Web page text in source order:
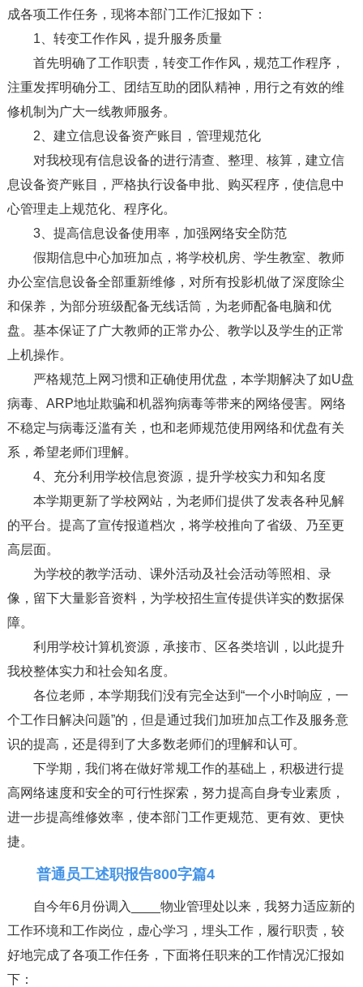
成各项工作任务，现将本部门工作汇报如下：
1、转变工作作风，提升服务质量
首先明确了工作职责，转变工作作风，规范工作程序，
注重发挥明确分工、团结互助的团队精神，用行之有效的维
修机制为广大一线教师服务。
2、建立信息设备资产账目，管理规范化
对我校现有信息设备的进行清查、整理、核算，建立信
息设备资产账目，严格执行设备申批、购买程序，使信息中
心管理走上规范化、程序化。
3、提高信息设备使用率，加强网络安全防范
假期信息中心加班加点，将学校机房、学生教室、教师
办公室信息设备全部重新维修，对所有投影机做了深度除尘
和保养，为部分班级配备无线话筒，为老师配备电脑和优
盘。基本保证了广大教师的正常办公、教学以及学生的正常
上机操作。
严格规范上网习惯和正确使用优盘，本学期解决了如U盘
病毒、ARP地址欺骗和机器狗病毒等带来的网络侵害。网络
不稳定与病毒泛滥有关，也和老师规范使用网络和优盘有关
系，希望老师们理解。
4、充分利用学校信息资源，提升学校实力和知名度
本学期更新了学校网站，为老师们提供了发表各种见解
的平台。提高了宣传报道档次，将学校推向了省级、乃至更
高层面。
为学校的教学活动、课外活动及社会活动等照相、录
像，留下大量影音资料，为学校招生宣传提供详实的数据保
障。
利用学校计算机资源，承接市、区各类培训，以此提升
我校整体实力和社会知名度。
各位老师，本学期我们没有完全达到“一个小时响应，一
个工作日解决问题”的，但是通过我们加班加点工作及服务意
识的提高，还是得到了大多数老师们的理解和认可。
下学期，我们将在做好常规工作的基础上，积极进行提
高网络速度和安全的可行性探索，努力提高自身专业素质，
进一步提高维修效率，使本部门工作更规范、更有效、更快
捷。
普通员工述职报告800字篇4
自今年6月份调入____物业管理处以来，我努力适应新的
工作环境和工作岗位，虚心学习，埋头工作，履行职责，较
好地完成了各项工作任务，下面将任职来的工作情况汇报如
下：